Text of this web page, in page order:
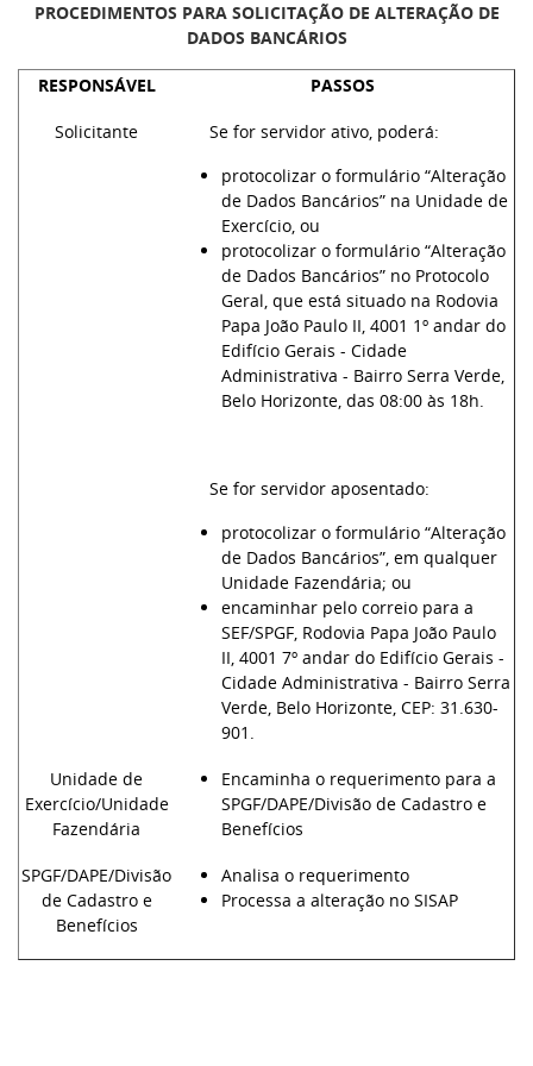
PROCEDIMENTOS PARA SOLICITAÇÃO DE ALTERAÇÃO DE
DADOS BANCÁRIOS
RESPONSÁVEL PASSOS
Solicitante
Se for servidor ativo, poderá:
protocolizar o formulário “Alteração
de Dados Bancários” na Unidade de
Exercício, ou
protocolizar o formulário “Alteração
de Dados Bancários” no Protocolo
Geral, que está situado na Rodovia
Papa João Paulo II, 4001 1º andar do
Edifício Gerais - Cidade
Administrativa - Bairro Serra Verde,
Belo Horizonte, das 08:00 às 18h.
Se for servidor aposentado:
protocolizar o formulário “Alteração
de Dados Bancários”, em qualquer
Unidade Fazendária; ou
encaminhar pelo correio para a
SEF/SPGF, Rodovia Papa João Paulo
II, 4001 7º andar do Edifício Gerais -
Cidade Administrativa - Bairro Serra
Verde, Belo Horizonte, CEP: 31.630-
901.
Unidade de
Exercício/Unidade
Fazendária
Encaminha o requerimento para a
SPGF/DAPE/Divisão de Cadastro e
Benefícios
SPGF/DAPE/Divisão
de Cadastro e
Benefícios
Analisa o requerimento
Processa a alteração no SISAP